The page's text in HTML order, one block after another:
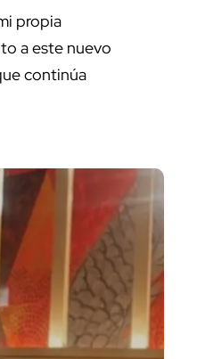
propia
a este nuevo
continúa